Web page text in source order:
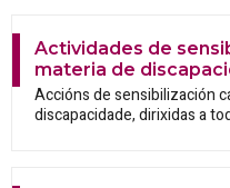
Actividades de
materia de
Accións de sensibilización
discapacidade, dirixidas a